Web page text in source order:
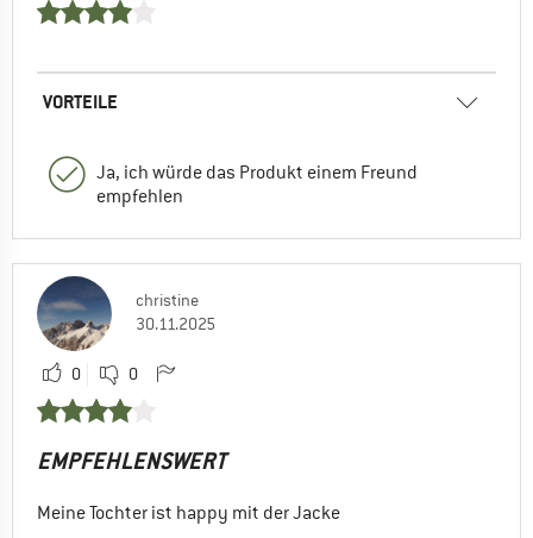
VORTEILE
Ja, ich würde das Produkt einem Freund
empfehlen
christine
30.11.2025
0 0
EMPFEHLENSWERT
Meine Tochter ist happy mit der Jacke